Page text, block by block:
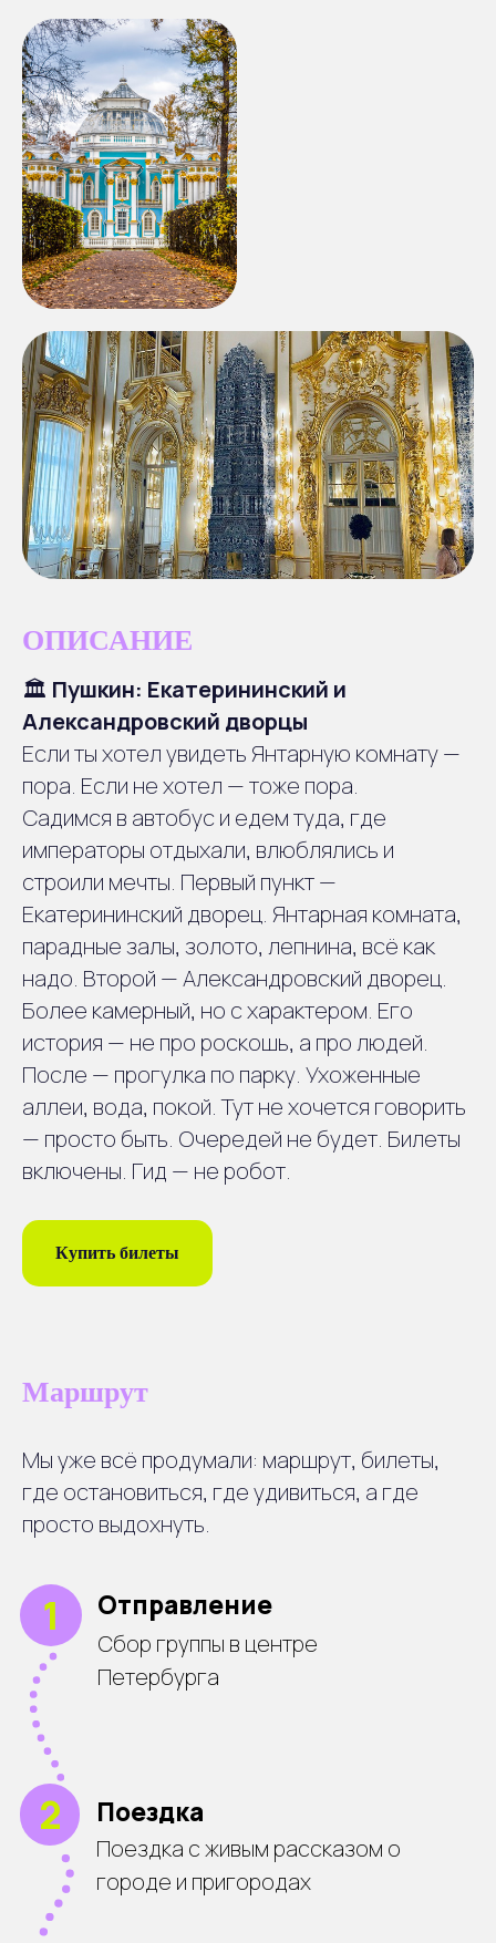
ОПИСАНИЕ
🏛 Пушкин: Екатерининский и
Александровский дворцы
Если ты хотел увидеть Янтарную комнату —
пора. Если не хотел — тоже пора.
Садимся в автобус и едем туда, где
императоры отдыхали, влюблялись и
строили мечты. Первый пункт —
Екатерининский дворец. Янтарная комната,
парадные залы, золото, лепнина, всё как
надо. Второй — Александровский дворец.
Более камерный, но с характером. Его
история — не про роскошь, а про людей.
После — прогулка по парку. Ухоженные
аллеи, вода, покой. Тут не хочется говорить
— просто быть. Очередей не будет. Билеты
включены. Гид — не робот.
Купить билеты
Маршрут
Мы уже всё продумали: маршрут, билеты,
где остановиться, где удивиться, а где
просто выдохнуть.
Возвращение
6
Возвращение в центр
города
Дворец
5
Экскурсия в Екатерининском
Остановка
Краткая организационная
Поездка
2
Поездка с живым рассказом о
городе и пригородах
Отправление
1
Сбор группы в центре